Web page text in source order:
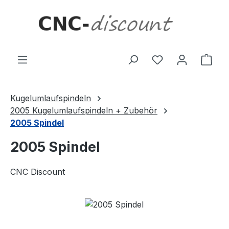
Kugelumlaufspindeln
2005 Kugelumlaufspindeln + Zubehör
2005 Spindel
2005 Spindel
CNC Discount
Bildergalerie überspringen